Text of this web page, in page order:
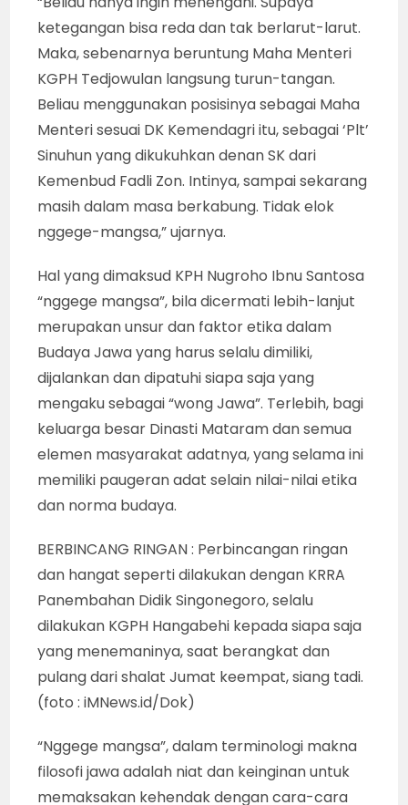
ketegangan bisa reda dan tak berlarut-larut.
Maka, sebenarnya beruntung Maha Menteri
KGPH Tedjowulan langsung turun-tangan.
Beliau menggunakan posisinya sebagai Maha
Menteri sesuai DK Kemendagri itu, sebagai ‘Plt’
Sinuhun yang dikukuhkan denan SK dari
Kemenbud Fadli Zon. Intinya, sampai sekarang
masih dalam masa berkabung. Tidak elok
nggege-mangsa,” ujarnya.
Hal yang dimaksud KPH Nugroho Ibnu Santosa
“nggege mangsa”, bila dicermati lebih-lanjut
merupakan unsur dan faktor etika dalam
Budaya Jawa yang harus selalu dimiliki,
dijalankan dan dipatuhi siapa saja yang
mengaku sebagai “wong Jawa”. Terlebih, bagi
keluarga besar Dinasti Mataram dan semua
elemen masyarakat adatnya, yang selama ini
memiliki paugeran adat selain nilai-nilai etika
dan norma budaya.
BERBINCANG RINGAN : Perbincangan ringan
dan hangat seperti dilakukan dengan KRRA
Panembahan Didik Singonegoro, selalu
dilakukan KGPH Hangabehi kepada siapa saja
yang menemaninya, saat berangkat dan
pulang dari shalat Jumat keempat, siang tadi.
(foto : iMNews.id/Dok)
“Nggege mangsa”, dalam terminologi makna
filosofi jawa adalah niat dan keinginan untuk
memaksakan kehendak dengan cara-cara